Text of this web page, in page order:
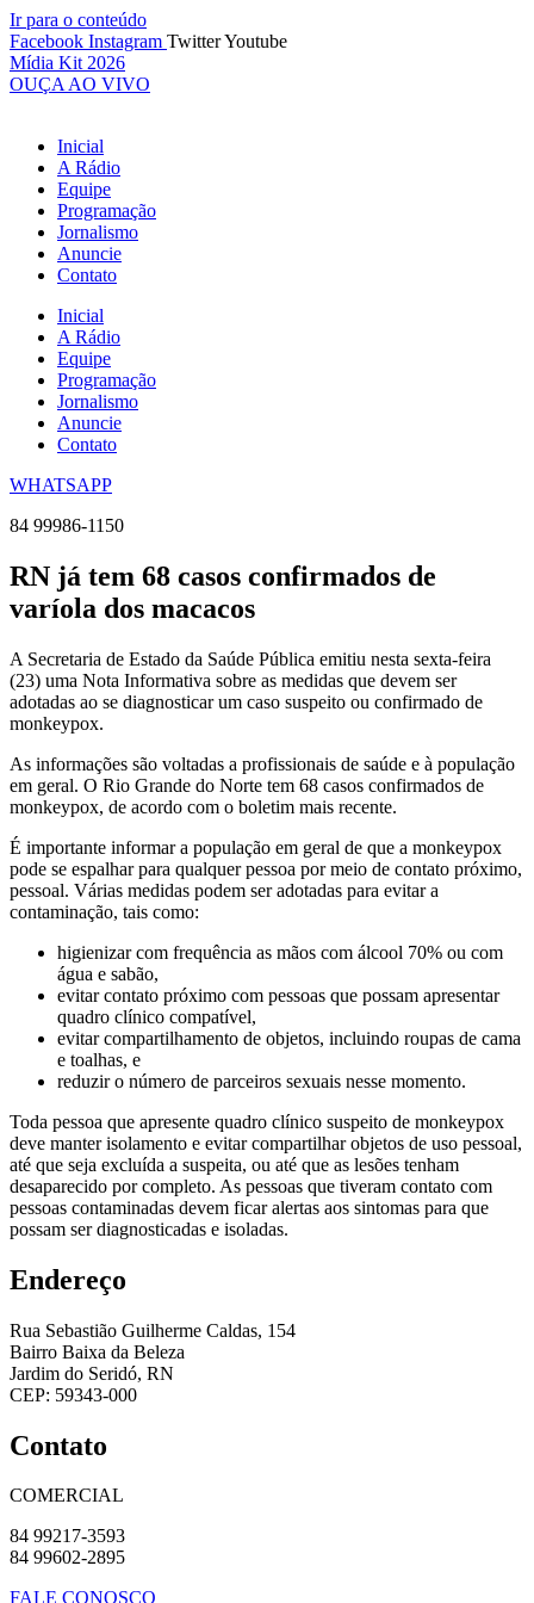
Ir para o conteúdo
Facebook Instagram TwitterYoutube
Mídia Kit 2026
OUÇA AO VIVO
Inicial
A Rádio
Equipe
Programação
Jornalismo
Anuncie
Contato
Inicial
A Rádio
Equipe
Programação
Jornalismo
Anuncie
Contato
WHATSAPP
84 99986-1150
RN já tem 68 casos confirmados de
varíola dos macacos
A Secretaria de Estado da Saúde Pública emitiu nesta sexta-feira
(23) uma Nota Informativa sobre as medidas que devem ser
adotadas ao se diagnosticar um caso suspeito ou confirmado de
monkeypox.
As informações são voltadas a profissionais de saúde e à população
em geral. O Rio Grande do Norte tem 68 casos confirmados de
monkeypox, de acordo com o boletim mais recente.
É importante informar a população em geral de que a monkeypox
pode se espalhar para qualquer pessoa por meio de contato próximo,
pessoal. Várias medidas podem ser adotadas para evitar a
contaminação, tais como:
higienizar com frequência as mãos com álcool 70% ou com
água e sabão,
evitar contato próximo com pessoas que possam apresentar
quadro clínico compatível,
evitar compartilhamento de objetos, incluindo roupas de cama
e toalhas, e
reduzir o número de parceiros sexuais nesse momento.
Toda pessoa que apresente quadro clínico suspeito de monkeypox
deve manter isolamento e evitar compartilhar objetos de uso pessoal,
até que seja excluída a suspeita, ou até que as lesões tenham
desaparecido por completo. As pessoas que tiveram contato com
pessoas contaminadas devem ficar alertas aos sintomas para que
possam ser diagnosticadas e isoladas.
Endereço
Rua Sebastião Guilherme Caldas, 154
Bairro Baixa da Beleza
Jardim do Seridó, RN
CEP: 59343-000
Contato
COMERCIAL
84 99217-3593
84 99602-2895
FALE CONOSCO